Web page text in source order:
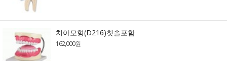
치아모형(D216)칫솔포함
162,000원